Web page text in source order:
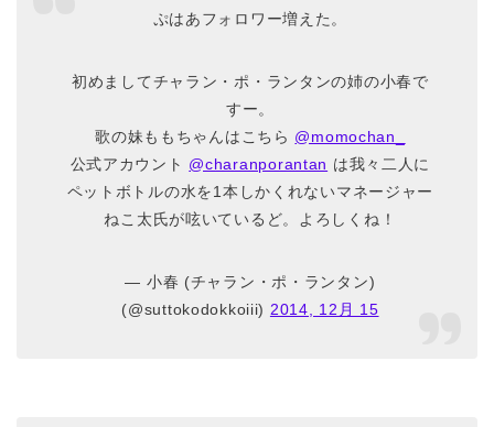
ぷはあフォロワー増えた。
初めましてチャラン・ポ・ランタンの姉の小春で
すー。
歌の妹ももちゃんはこちら @momochan_
公式アカウント @charanporantan は我々二人に
ペットボトルの水を1本しかくれないマネージャー
ねこ太氏が呟いているど。よろしくね！
— 小春 (チャラン・ポ・ランタン)
(@suttokodokkoiii) 2014, 12月 15